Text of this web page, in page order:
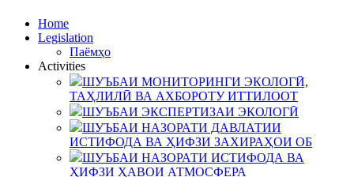
Home
Legislation
Паёмҳо
Activities
ШУЪБАИ МОНИТОРИНГИ ЭКОЛОГӢ,
ТАҲЛИЛӢ ВА АХБОРОТУ ИТТИЛООТ
ШУЪБАИ ЭКСПЕРТИЗАИ ЭКОЛОГӢ
ШУЪБАИ НАЗОРАТИ ДАВЛАТИИ
ИСТИФОДА ВА ҲИФЗИ ЗАХИРАҲОИ ОБ
ШУЪБАИ НАЗОРАТИ ИСТИФОДА ВА
ҲИФЗИ ҲАВОИ АТМОСФЕРА